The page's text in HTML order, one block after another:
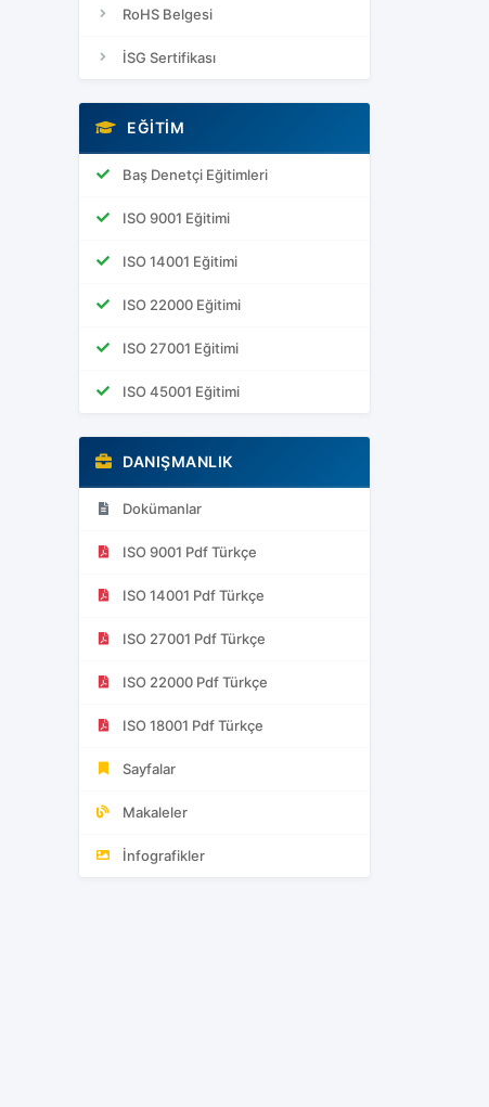
RoHS Belgesi
İSG Sertifikası
EĞITIM
Baş Denetçi Eğitimleri
ISO 9001 Eğitimi
ISO 14001 Eğitimi
ISO 22000 Eğitimi
ISO 27001 Eğitimi
ISO 45001 Eğitimi
DANIŞMANLIK
Dokümanlar
ISO 9001 Pdf Türkçe
ISO 14001 Pdf Türkçe
ISO 27001 Pdf Türkçe
ISO 22000 Pdf Türkçe
ISO 18001 Pdf Türkçe
Sayfalar
Makaleler
İnfografikler